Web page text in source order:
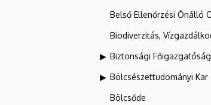
Belső Ellenőrzési Önálló
Biodiverzitás,
Biztonsági Főigazgatóság
Bölcsészettudományi Kar
Bölcsőde